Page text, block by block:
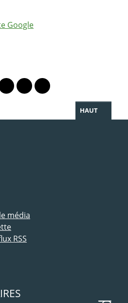
Google
Bluesky
le profil Instagram
vers le profil Linkedin
Lien vers le profil Facebook
Lien vers le profil Twitter
Partager par WhatsApp
HAUT
média
RSS